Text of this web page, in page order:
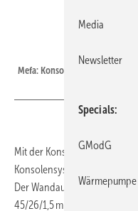
Mefa: Konsole C-45/26.
Mit der Konsole C-45/26 hat
Konsolensystems für
Der Wandausleger besteht
45/26/1,5 mm. Er ist auf eine
Media
Newsletter
Specials
GModG
Wärmepumpe